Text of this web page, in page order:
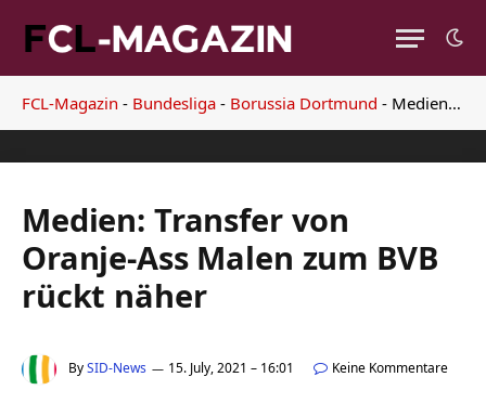
FCL-Magazin - Bundesliga - Borussia Dortmund - Medien: Transfer von Oranje-Ass Malen zum BVB rückt näher
Medien: Transfer von
Oranje-Ass Malen zum BVB
rückt näher
BySID-News 15. July, 2021 – 16:01 Keine Kommentare